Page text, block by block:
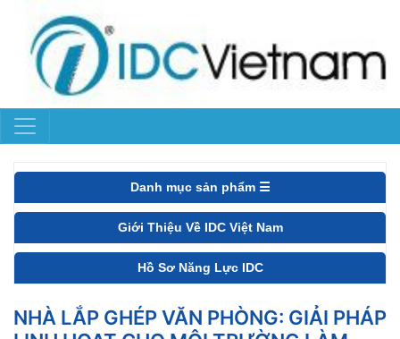
Danh mục sản phẩm ☰
Giới Thiệu Về IDC Việt Nam
Hồ Sơ Năng Lực IDC
NHÀ LẮP GHÉP VĂN PHÒNG: GIẢI PHÁP